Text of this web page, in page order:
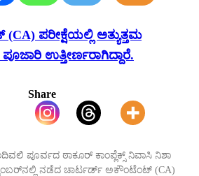
ಪರೀಕ್ಷೆಯಲ್ಲಿ ಅತ್ಯುತ್ತಮ
ಉತ್ತೀರ್ಣರಾಗಿದ್ದಾರೆ.
Share
ಪೂರ್ವದ ಠಾಕೂರ್ ಕಾಂಪ್ಲೆಕ್ಸ್ ನಿವಾಸಿ ನಿಶಾ
ನಡೆದ ಚಾರ್ಟರ್ಡ್ ಅಕೌಂಟೆಂಟ್ (CA)